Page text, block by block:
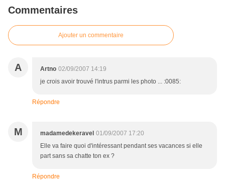
Commentaires
Ajouter un commentaire
A Artno 02/09/2007 14:19
je crois avoir trouvé l'intrus parmi les photo ... :0085:
Répondre
M madamedekeravel 01/09/2007 17:20
Elle va faire quoi d'intéressant pendant ses vacances si elle
part sans sa chatte ton ex ?
Répondre